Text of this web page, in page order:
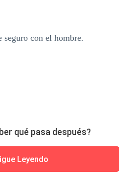
seguro con el hombre.
qué pasa después?
Leyendo